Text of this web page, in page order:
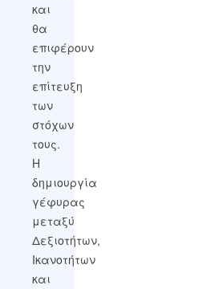
και
θα
επιφέρουν
την
επίτευξη
των
στόχων
τους.
Η
δημιουργία
γέφυρας
μεταξύ
Δεξιοτήτων,
Ικανοτήτων
και